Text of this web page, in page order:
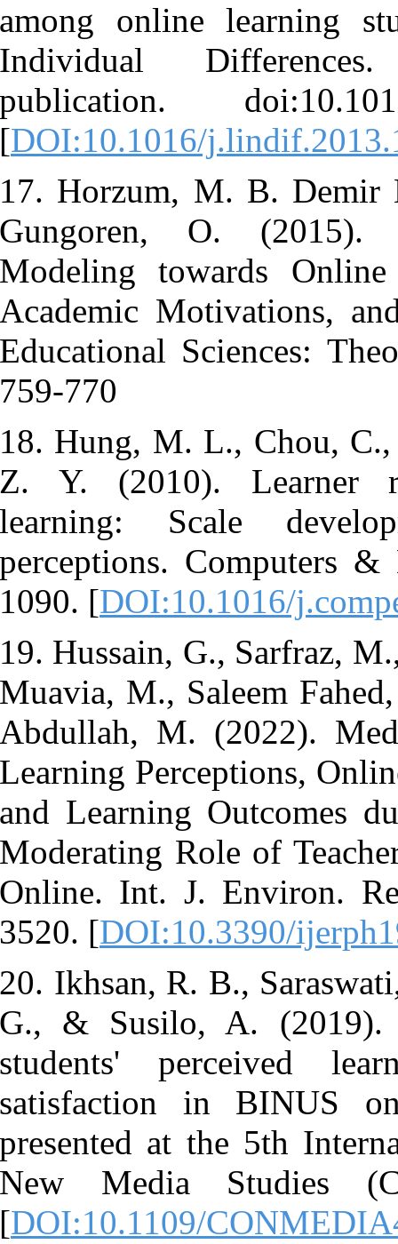
among
Individual
[
17.
Modeling
Academic
Educational
18. Hung,
Z. Y.
learning:
1090. [
19. Hussain,
Muavia, M.,
Abdullah,
Learning
and
Moderating
Online.
3520. [
20. Ikhsan,
G., &
students'
presented
New
[